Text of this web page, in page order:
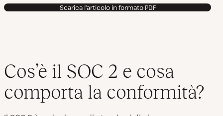
Scarica l'articolo in formato PDF
Cos’è il SOC 2 e cosa
comporta la conformità?